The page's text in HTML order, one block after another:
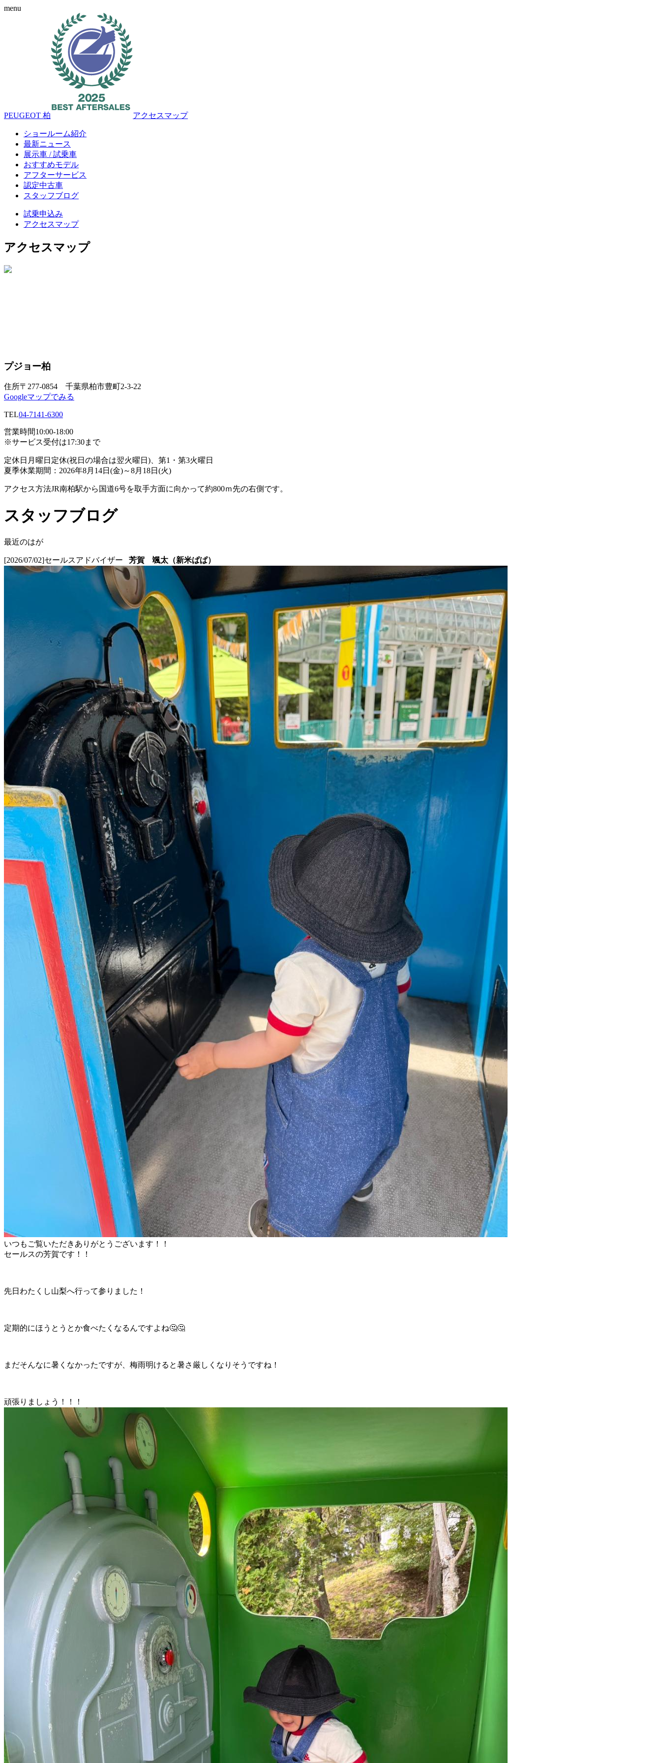
menu
PEUGEOT 柏 アクセスマップ
ショールーム紹介
最新ニュース
展示車 / 試乗車
おすすめモデル
アフターサービス
認定中古車
スタッフブログ
試乗申込み
アクセスマップ
アクセスマップ
プジョー柏
住所〒277-0854 千葉県柏市豊町2-3-22
Googleマップでみる
TEL04-7141-6300
営業時間10:00-18:00
※サービス受付は17:30まで
定休日 月曜日定休(祝日の場合は翌火曜日)、第1・第3火曜日
夏季休業期間：2026年8月14日(金)～8月18日(火)
アクセス方法JR南柏駅から国道6号を取手方面に向かって約800ｍ先の右側です。
スタッフブログ
最近のはが
[2026/07/02]セールスアドバイザー 芳賀 颯太（新米ぱぱ）
いつもご覧いただきありがとうございます！！
セールスの芳賀です！！
先日わたくし山梨へ行って参りました！
定期的にほうとうとか食べたくなるんですよね🤔🤔
まだそんなに暑くなかったですが、梅雨明けると暑さ厳しくなりそうですね！
頑張りましょう！！！